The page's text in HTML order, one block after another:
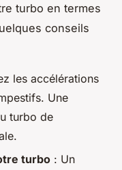
turbo en termes
conseils
les accélérations
Une
turbo de
turbo : Un